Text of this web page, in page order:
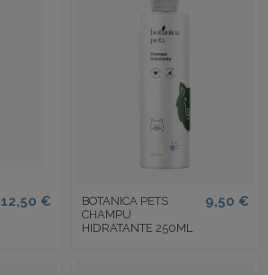
12,50 €
BOTANICA PETS
CHAMPU
HIDRATANTE 250ML
9,50 €